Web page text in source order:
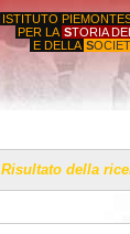
ISTITUTO
PER LA STORIA
E DELLA S
Risultato della